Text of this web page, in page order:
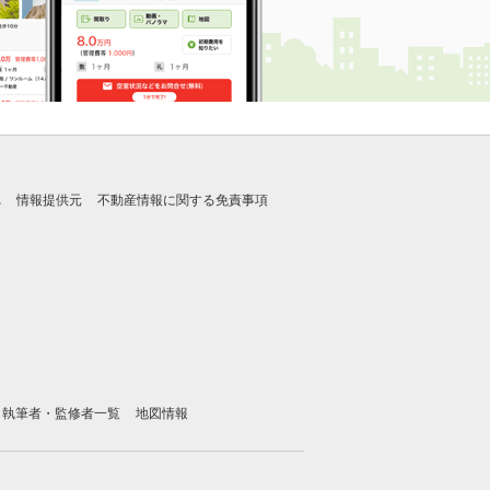
情報提供元 不動産情報に関する免責事項
執筆者・監修者一覧 地図情報